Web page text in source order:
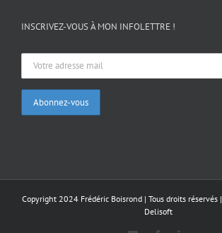
INSCRIVEZ-VOUS À MON INFOLETTRE !
Copyright 2024 Frédéric Boisrond | Tous droits réservés |
Delisoft